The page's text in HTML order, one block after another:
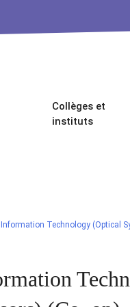
Collèges et
instituts
Information Technology (Optical